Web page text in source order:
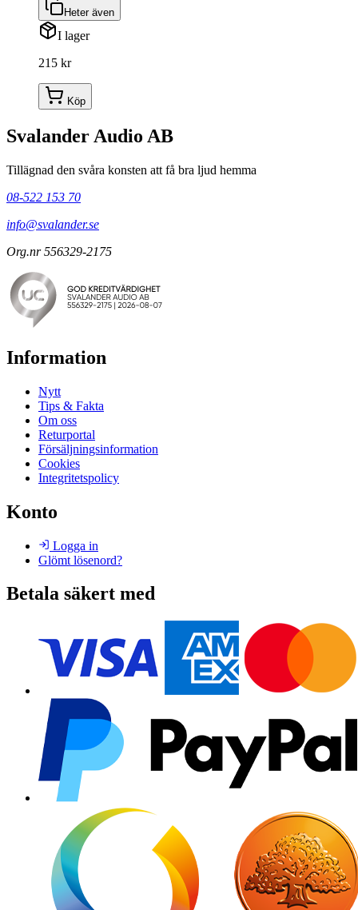
Heter även
I lager
215 kr
Köp
Svalander Audio AB
Tillägnad den svåra konsten att få bra ljud hemma
08-522 153 70
info@svalander.se
Org.nr 556329-2175
Information
Nytt
Tips & Fakta
Om oss
Returportal
Försäljningsinformation
Cookies
Integritetspolicy
Konto
Logga in
Glömt lösenord?
Betala säkert med